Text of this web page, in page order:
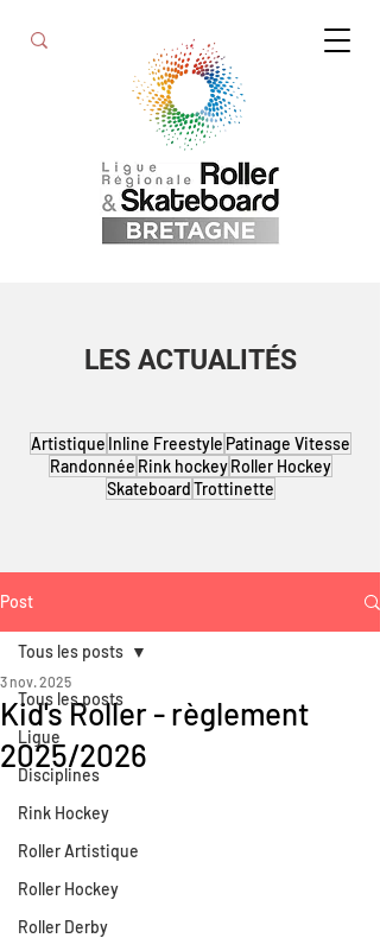
LES ACTUALITÉS
Artistique Inline Freestyle Patinage Vitesse
Randonnée Rink hockey Roller Hockey
SkateboardTrottinette
Post
Tous les posts
Ligue
Disciplines
Rink Hockey
Roller Artistique
Roller Hockey
Roller Derby
Tous les posts
Kid's Roller - règlement
2025/2026
3 nov. 2025